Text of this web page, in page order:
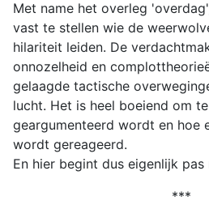
Met name het overleg
vast te stellen wie de
hilariteit leiden. De
onnozelheid en
gelaagde tactische
lucht. Het is heel boeiend om
geargumenteerd wordt en hoe
wordt gereageerd.
En hier begint dus eigenlijk pas
***